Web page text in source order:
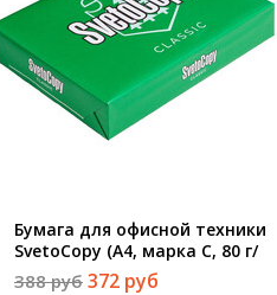
Бумага для офисной техники
SvetoCopy (A4, марка C, 80 г/
кв.м, 500 листов)
388 руб 372 руб